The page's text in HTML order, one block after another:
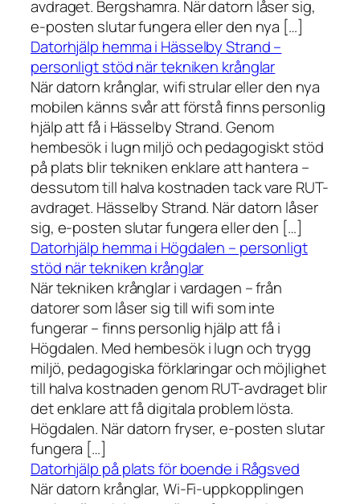
avdraget. Bergshamra. När datorn låser sig,
e-posten slutar fungera eller den nya […]
Datorhjälp hemma i Hässelby Strand –
personligt stöd när tekniken krånglar
När datorn krånglar, wifi strular eller den nya
mobilen känns svår att förstå finns personlig
hjälp att få i Hässelby Strand. Genom
hembesök i lugn miljö och pedagogiskt stöd
på plats blir tekniken enklare att hantera –
dessutom till halva kostnaden tack vare RUT-
avdraget. Hässelby Strand. När datorn låser
sig, e-posten slutar fungera eller den […]
Datorhjälp hemma i Högdalen – personligt
stöd när tekniken krånglar
När tekniken krånglar i vardagen – från
datorer som låser sig till wifi som inte
fungerar – finns personlig hjälp att få i
Högdalen. Med hembesök i lugn och trygg
miljö, pedagogiska förklaringar och möjlighet
till halva kostnaden genom RUT-avdraget blir
det enklare att få digitala problem lösta.
Högdalen. När datorn fryser, e-posten slutar
fungera […]
Datorhjälp på plats för boende i Rågsved
När datorn krånglar, Wi-Fi-uppkopplingen